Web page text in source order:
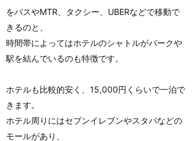
をバスやMTR、タクシー、UBERなどで移動で
きるのと、
時間帯によってはホテルのシャトルがパークや
駅を結んでいるのも特徴です。
ホテルも比較的安く、15,000円くらいで一泊で
きます。
ホテル周りにはセブンイレブンやスタバなどの
モールがあり、